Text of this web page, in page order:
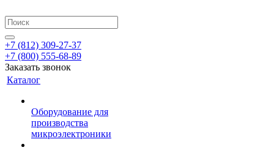
+7 (812) 309-27-37
+7 (800) 555-68-89
Заказать звонок
Каталог
Оборудование для
производства
микроэлектроники